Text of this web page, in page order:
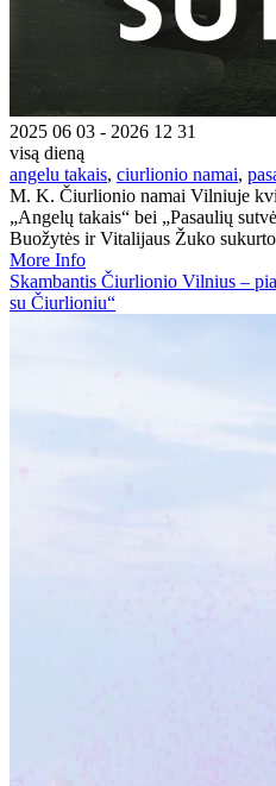
2025 06 03 - 2026 12 31
visą dieną
angelu takais, ciurlionio namai,
M. K. Čiurlionio namai Vilniuje
„Angelų takais“ bei „Pasaulių
Buožytės ir Vitalijaus Žuko
More Info
Skambantis Čiurlionio Vilnius –
su Čiurlioniu“